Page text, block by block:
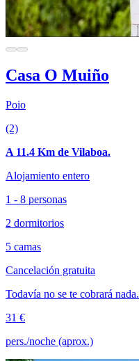
Casa O Muiño
Poio
(2)
A 11.4 Km de Vilaboa.
Alojamiento entero
1 - 8 personas
2 dormitorios
5 camas
Cancelación gratuita
Todavía no se te cobrará nada.
31 €
pers./noche (aprox.)